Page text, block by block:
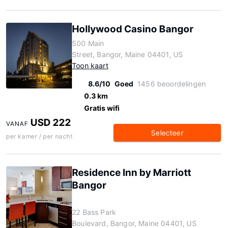
Hollywood Casino Bangor
500 Main
Street, Bangor, Maine 04401, US
Toon kaart
8.6/10 Goed 1456 beoordelingen
0.3 km
Gratis wifi
VANAF USD 222
per kamer / per nacht Selecteer
Residence Inn by Marriott
Bangor
22 Bass Park
Boulevard, Bangor, Maine 04401, US